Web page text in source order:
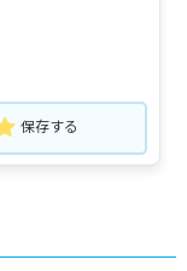
保存する